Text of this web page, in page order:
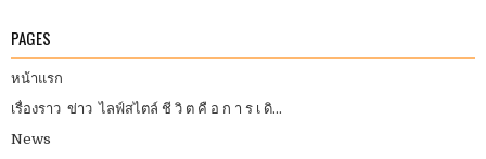
PAGES
หน้าแรก
เรื่องราว ข่าว ไลฟ์สไตล์ ชี วิ ต คื อ ก า ร เ ดิ...
News